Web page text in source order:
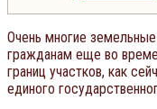
Очень многие
гражданам еще во
границ участков, как
единого